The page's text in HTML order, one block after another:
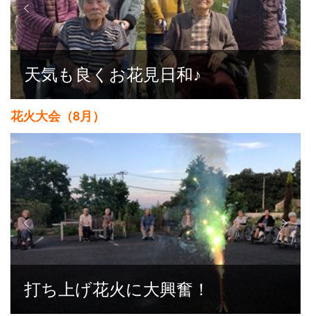
天気も良くお花見日和♪
花火大会（8月）
打ち上げ花火に大興奮！